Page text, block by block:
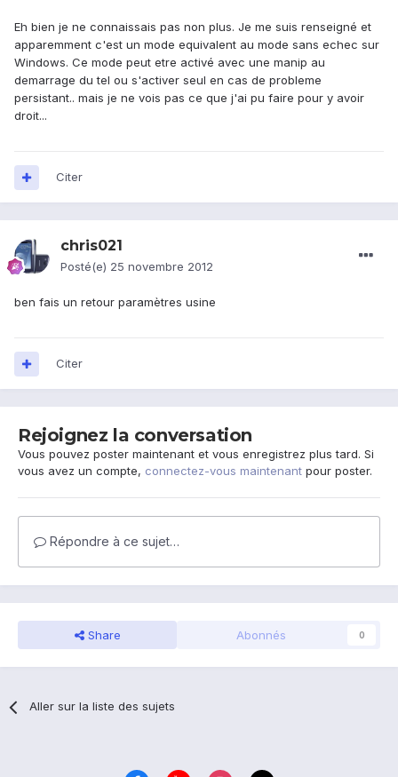
Eh bien je ne connaissais pas non plus. Je me suis renseigné et
apparemment c'est un mode equivalent au mode sans echec sur
Windows. Ce mode peut etre activé avec une manip au
demarrage du tel ou s'activer seul en cas de probleme
persistant.. mais je ne vois pas ce que j'ai pu faire pour y avoir
droit...
Citer
chris021
Posté(e) 25 novembre 2012
ben fais un retour paramètres usine
Citer
Rejoignez la conversation
Vous pouvez poster maintenant et vous enregistrez plus tard. Si
vous avez un compte, connectez-vous maintenant pour poster.
Répondre à ce sujet…
Share Abonnés 0
Aller sur la liste des sujets